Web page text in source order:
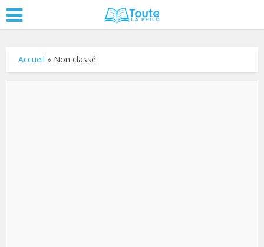
Accueil » Non classé